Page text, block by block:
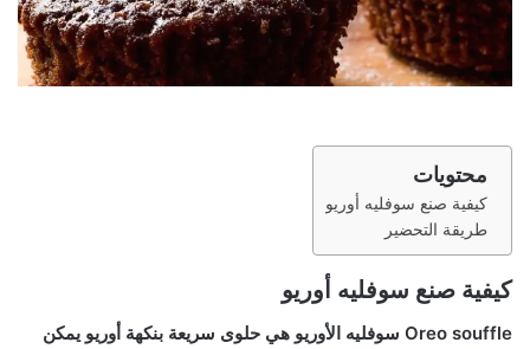
محتويات
كيفية صنع سوفليه أوريو
طريقة التحضير
كيفية صنع سوفليه أوريو
Oreo souffle سوفليه الأوريو هي حلوى سريعة بنكهة أوريو يمكن